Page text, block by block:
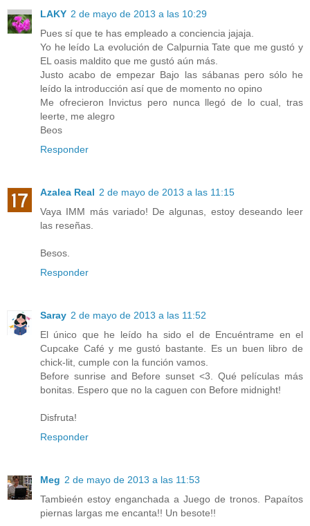
LAKY 2 de mayo de 2013 a las 10:29
Pues sí que te has empleado a conciencia jajaja.
Yo he leído La evolución de Calpurnia Tate que me gustó y
EL oasis maldito que me gustó aún más.
Justo acabo de empezar Bajo las sábanas pero sólo he
leído la introducción así que de momento no opino
Me ofrecieron Invictus pero nunca llegó de lo cual, tras
leerte, me alegro
Beos
Responder
Azalea Real 2 de mayo de 2013 a las 11:15
Vaya IMM más variado! De algunas, estoy deseando leer
las reseñas.
Besos.
Responder
Saray 2 de mayo de 2013 a las 11:52
El único que he leído ha sido el de Encuéntrame en el
Cupcake Café y me gustó bastante. Es un buen libro de
chick-lit, cumple con la función vamos.
Before sunrise and Before sunset <3. Qué películas más
bonitas. Espero que no la caguen con Before midnight!
Disfruta!
Responder
Meg 2 de mayo de 2013 a las 11:53
Tambieén estoy enganchada a Juego de tronos. Papaítos
piernas largas me encanta!! Un besote!!